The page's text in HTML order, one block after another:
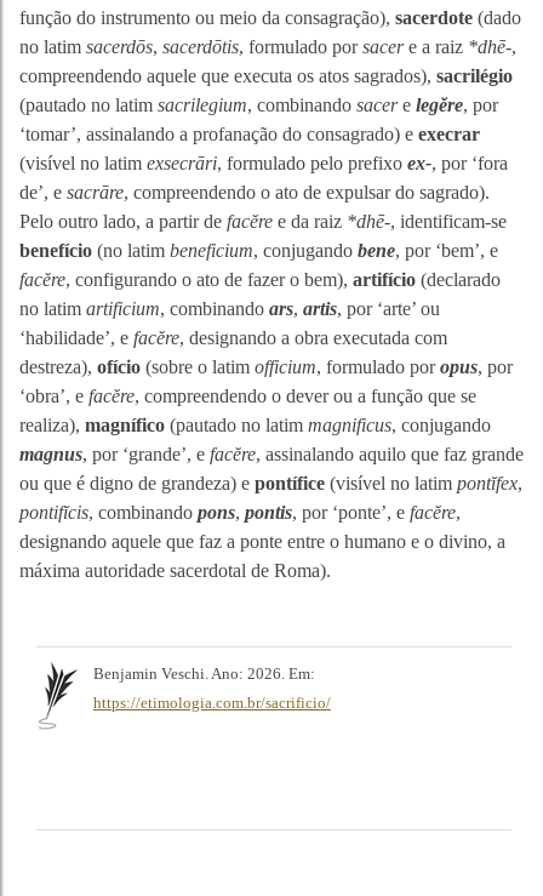
função do instrumento ou meio da consagração), sacerdote (dado
no latim sacerdōs, sacerdōtis, formulado porsacere a raiz *dhē-,
compreendendo aquele que executa os atos sagrados), sacrilégio
(pautado no latim sacrilegium, combinando sacere legĕre, por
‘tomar’, assinalando a profanação do consagrado) e execrar
(visível no latim exsecrāri, formulado pelo prefixo ex-, por ‘fora
de’, e sacrāre, compreendendo o ato de expulsar do sagrado).
Pelo outro lado, a partir de facĕre e da raiz *dhē-, identificam-se
benefício (no latim beneficium, conjugando bene, por ‘bem’, e
facĕre, configurando o ato de fazer o bem), artifício (declarado
no latim artificium, combinando ars, artis, por ‘arte’ ou
‘habilidade’, e facĕre, designando a obra executada com
destreza), ofício (sobre o latim officium, formulado poropus, por
‘obra’, e facĕre, compreendendo o dever ou a função que se
realiza), magnífico (pautado no latim magnificus, conjugando
magnus, por ‘grande’, e facĕre, assinalando aquilo que faz grande
ou que é digno de grandeza) e pontífice (visível no latim pontĭfex,
pontifĭcis, combinando pons, pontis, por ‘ponte’, e facĕre,
designando aquele que faz a ponte entre o humano e o divino, a
máxima autoridade sacerdotal de Roma).
Benjamin Veschi. Ano: 2026. Em:
https://etimologia.com.br/sacrificio/